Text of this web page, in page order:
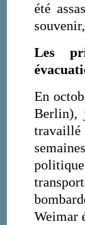
été
Les
En
Berlin),
travaillé
Weimar